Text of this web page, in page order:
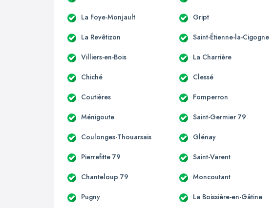
La Foye-Monjault Gript
La Revêtizon Saint-Étienne-la-Cigogne
Villiers-en-Bois La Charrière
Chiché Clessé
Coutières Fomperron
Ménigoute Saint-Germier 79
Coulonges-Thouarsais Glénay
Pierrefitte 79 Saint-Varent
Chanteloup 79 Moncoutant
Pugny La Boissière-en-Gâtine